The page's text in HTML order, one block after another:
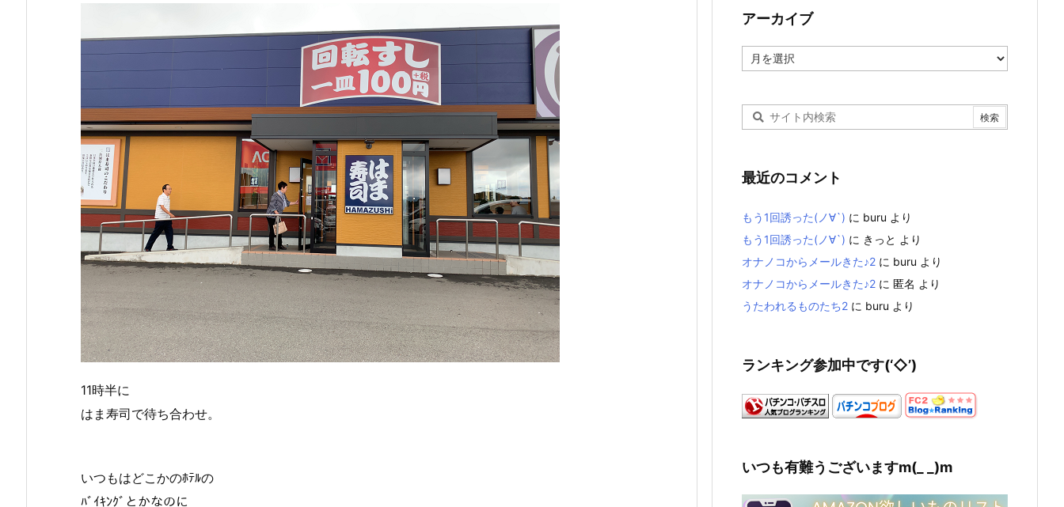
11時半に
はま寿司で待ち合わせ。
いつもはどこかのﾎﾃﾙの
ﾊﾞｲｷﾝｸﾞとかなのに
アーカイブ
ー
最近のコメント
もう1回誘った(ノ∀`) に buru より
もう1回誘った(ノ∀`) に きっと より
オナノコからメールきた♪2 に buru より
オナノコからメールきた♪2 に 匿名 より
うたわれるものたち2 に buru より
ランキング参加中です(‘◇’)ゞ
いつも有難うございますm(_ _)m